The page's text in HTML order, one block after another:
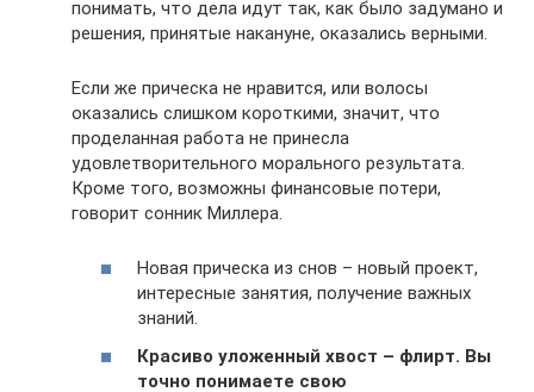
понимать, что дела идут так, как было задумано и
решения, принятые накануне, оказались верными.
Если же прическа не нравится, или волосы
оказались слишком короткими, значит, что
проделанная работа не принесла
удовлетворительного морального результата.
Кроме того, возможны финансовые потери,
говорит сонник Миллера.
Новая прическа из снов – новый проект,
интересные занятия, получение важных
знаний.
Красиво уложенный хвост – флирт. Вы
точно понимаете свою